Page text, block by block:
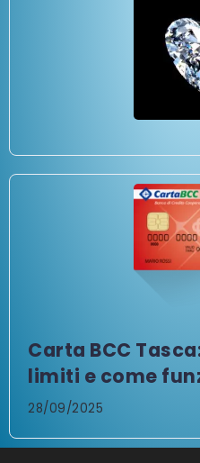
Carta BCC
limiti e come
28/09/2025